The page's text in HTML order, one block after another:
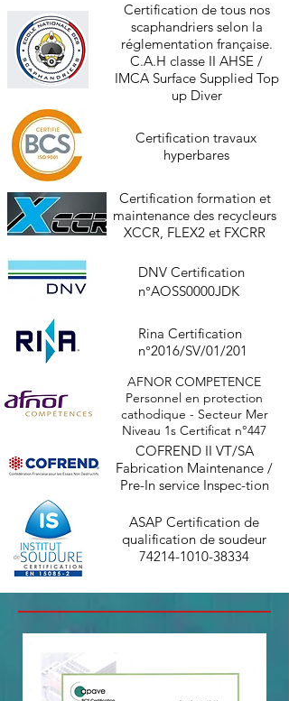
Certification de tous nos
scaphandriers selon la
réglementation française.
C.A.H classe II AHSE /
IMCA Surface Supplied Top
up Diver
Certification travaux
hyperbares
Certification formation et
maintenance des recycleurs
XCCR, FLEX2 et FXCRR
DNV Certification
n°AOSS0000JDK
Rina Certification
n°2016/SV/01/201
AFNOR COMPETENCE
Personnel en protection
cathodique - Secteur Mer
Niveau 1s Certificat n°447
COFREND II VT/SA
Fabrication Maintenance /
Pre-In service Inspec-tion
ASAP Certification de
qualification de soudeur
74214-1010-38334